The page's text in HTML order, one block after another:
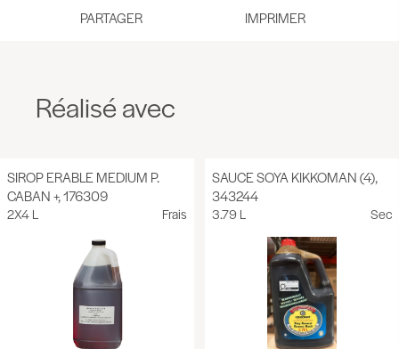
PARTAGER
Réalisé avec
SIROP ERABLE MEDIUM P.
CABAN +, 176309
2X4 L Frais
SAUCE SOYA KIKKOMAN (4),
343244
3.79 L Sec